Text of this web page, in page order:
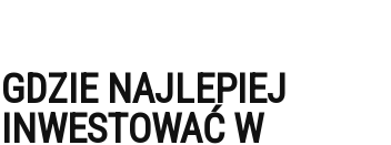
GDZIE NAJLEPIEJ
INWESTOWAĆ W